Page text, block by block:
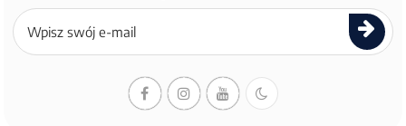
Zapisz
się
newslettera